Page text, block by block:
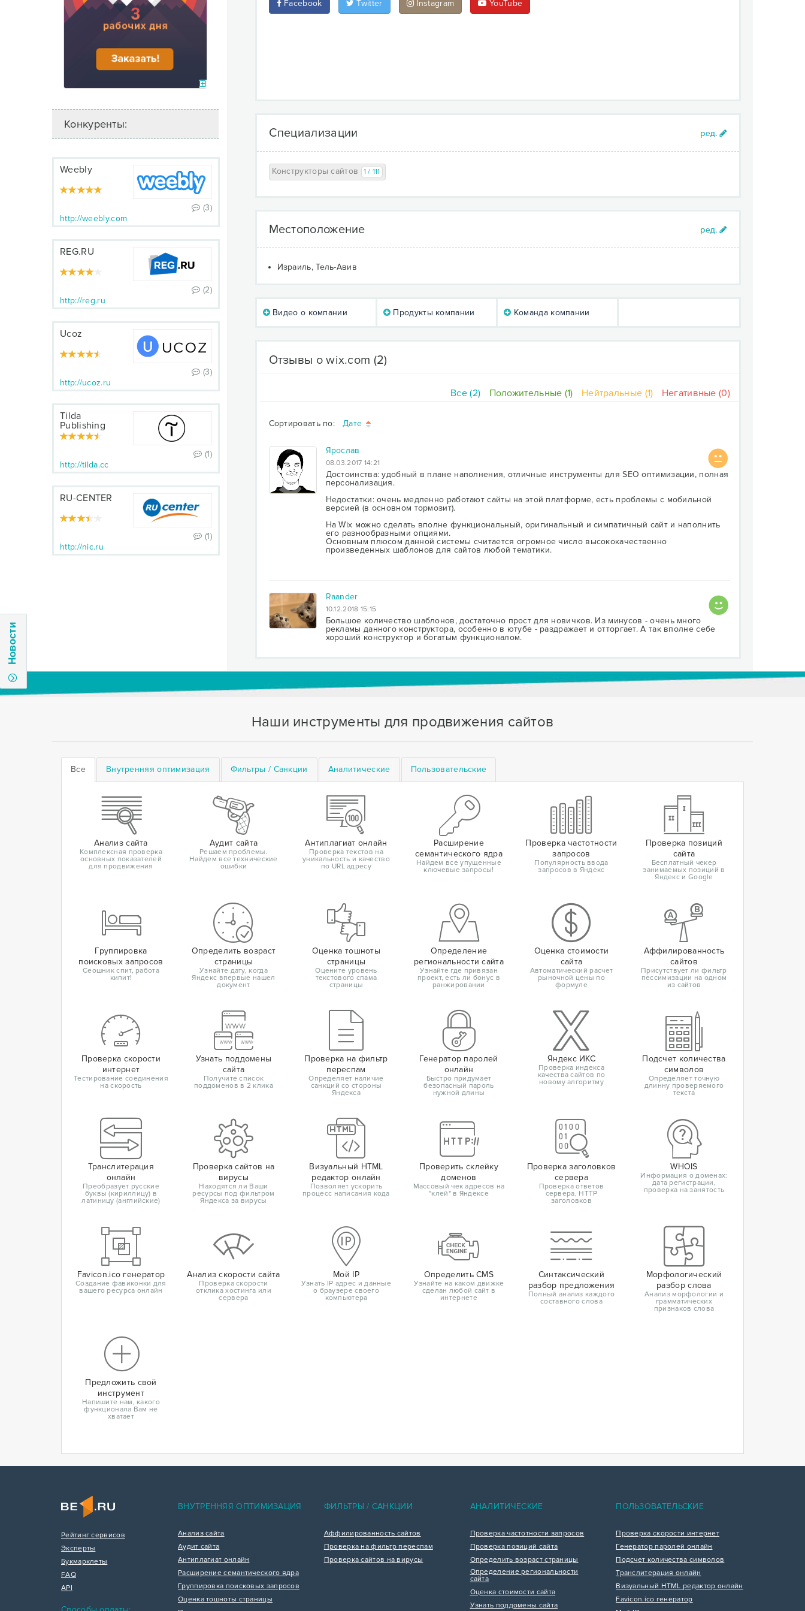
Новости
Конкуренты:
Weebly
(3)
http://weebly.com
REG.RU
(2)
http://reg.ru
Ucoz
(3)
http://ucoz.ru
Tilda
Publishing
(1)
http://tilda.cc
RU-CENTER
(1)
http://nic.ru
Facebook Twitter Instagram YouTube
Специализации
Конструкторы сайтов 1 / 111
Местоположение
Израиль, Тель-Авив
Видео о компании Продукты компании Команда компании
Отзывы о wix.com (2)
Все (2) Положительные (1) Нейтральные (1) Негативные (0)
Сортировать по: Дате
Ярослав
08.03.2017 14:21
Достоинства: удобный в плане наполнения, отличные инструменты для SEO оптимизации, полная
персонализация.
Недостатки: очень медленно работают сайты на этой платформе, есть проблемы с мобильной
версией (в основном тормозит).
На Wix можно сделать вполне функциональный, оригинальный и симпатичный сайт и наполнить
его разнообразными опциями.
Основным плюсом данной системы считается огромное число высококачественно
произведенных шаблонов для сайтов любой тематики.
Raander
10.12.2018 15:15
Большое количество шаблонов, достаточно прост для новичков. Из минусов - очень много
рекламы данного конструктора, особенно в ютубе - раздражает и отторгает. А так вполне себе
хороший конструктор и богатым функционалом.
Наши инструменты для продвижения сайтов
Все Внутренняя оптимизация Фильтры / Санкции Аналитические Пользовательские
Анализ сайта
Комплексная проверка
основных показателей
для продвижения
Аудит сайта
Решаем проблемы.
Найдем все технические
ошибки
Антиплагиат онлайн
Проверка текстов на
уникальность и качество
по URL адресу
Расширение
семантического ядра
Найдем все упущенные
ключевые запросы!
Проверка частотности
запросов
Популярность ввода
запросов в Яндекс
Проверка позиций
сайта
Бесплатный чекер
занимаемых позиций в
Яндекс и Google
Группировка
поисковых запросов
Сеошник спит, работа
кипит!
Определить возраст
страницы
Узнайте дату, когда
Яндекс впервые нашел
документ
Оценка тошноты
страницы
Оцените уровень
текстового спама
страницы
Определение
региональности сайта
Узнайте где привязан
проект, есть ли бонус в
ранжировании
Оценка стоимости
сайта
Автоматический расчет
рыночной цены по
формуле
Аффилированность
сайтов
Присутствует ли фильтр
пессимизации на одном
из сайтов
Проверка скорости
интернет
Тестирование соединения
на скорость
Узнать поддомены
сайта
Получите список
поддоменов в 2 клика
Проверка на фильтр
переспам
Определяет наличие
санкций со стороны
Яндекса
Генератор паролей
онлайн
Быстро придумает
безопасный пароль
нужной длины
Яндекс ИКС
Проверка индекса
качества сайтов по
новому алгоритму
Подсчет количества
символов
Определяет точную
длинну проверяемого
текста
Транслитерация
онлайн
Преобразует русские
буквы (кириллицу) в
латиницу (английские)
Проверка сайтов на
вирусы
Находятся ли Ваши
ресурсы под фильтром
Яндекса за вирусы
Визуальный HTML
редактор онлайн
Позволяет ускорить
процесс написания кода
Проверить склейку
доменов
Массовый чек адресов на
"клей" в Яндексе
Проверка заголовков
сервера
Проверка ответов
сервера, HTTP
заголовков
WHOIS
Информация о доменах:
дата регистрации,
проверка на занятость
Favicon.ico генератор
Создание фавиконки для
вашего ресурса онлайн
Анализ скорости сайта
Проверка скорости
отклика хостинга или
сервера
Мой IP
Узнать IP адрес и данные
о браузере своего
компьютера
Определить CMS
Узнайте на каком движке
сделан любой сайт в
интернете
Синтаксический
разбор предложения
Полный анализ каждого
составного слова
Морфологический
разбор слова
Анализ морфологии и
грамматических
признаков слова
Предложить свой
инструмент
Напишите нам, какого
функционала Вам не
хватает
Рейтинг сервисов
Эксперты
Букмарклеты
FAQ
API
ВНУТРЕННЯЯ ОПТИМИЗАЦИЯ
Анализ сайта
Аудит сайта
Антиплагиат онлайн
Расширение семантического ядра
Группировка поисковых запросов
Оценка тошноты страницы
ФИЛЬТРЫ / САНКЦИИ
Аффилированность сайтов
Проверка на фильтр переспам
Проверка сайтов на вирусы
АНАЛИТИЧЕСКИЕ
Проверка частотности запросов
Проверка позиций сайта
Определить возраст страницы
Определение региональности
сайта
Оценка стоимости сайта
Узнать поддомены сайта
ПОЛЬЗОВАТЕЛЬСКИЕ
Проверка скорости интернет
Генератор паролей онлайн
Подсчет количества символов
Транслитерация онлайн
Визуальный HTML редактор онлайн
Favicon.ico генератор